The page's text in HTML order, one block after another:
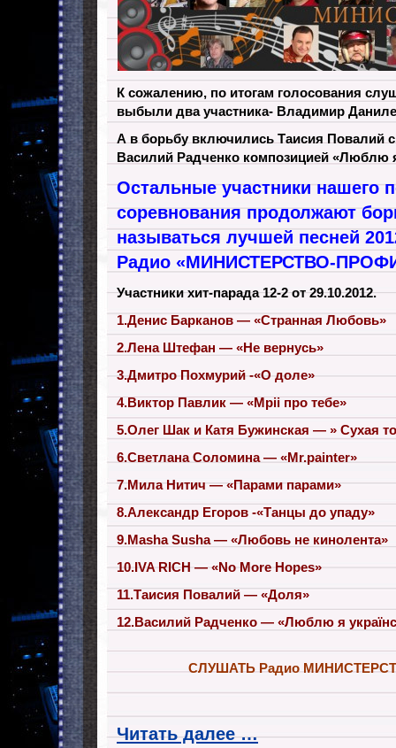
К сожалению, по итогам голосования
выбыли два участника- Владимир
А в борьбу включились Таисия Повалий
Василий Радченко композицией «Люблю я
Остальные участники нашего
соревнования продолжают
называться лучшей песней
Радио «МИНИСТЕРСТВО-
Участники хит-парада 12-2 от 29.10.2012.
1.Денис Барканов — «Странная Любовь»
2.Лена Штефан — «Не вернусь»
3.Дмитро Похмурий -«О доле»
4.Виктор Павлик — «Мрii про тебе»
5.Олег Шак и Катя Бужинская — » Сухая
6.Светлана Соломина — «Mr.painter»
7.Мила Нитич — «Парами парами»
8.Александр Егоров -«Танцы до упаду»
9.Masha Susha — «Любовь не кинолента»
10.IVA RICH — «No More Hopes»
11.Таисия Повалий — «Доля»
12.Василий Радченко — «Люблю я
СЛУШАТЬ Радио
Читать далее …